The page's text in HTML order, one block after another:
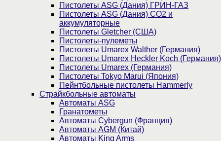
Пистолеты ASG (Дания) ГРИН-ГАЗ
Пистолеты ASG (Дания) CO2 и
аккумуляторные
Пистолеты Gletcher (США)
Пистолеты-пулеметы
Пистолеты Umarex Walther (Германия)
Пистолеты Umarex Heckler Koch (Германия)
Пистолеты Umarex (Германия)
Пистолеты Tokyo Marui (Япония)
Пейнтбольные пистолеты Hammerly
Страйкбольные автоматы
Автоматы ASG
Гранатометы
Автоматы Cybergun (Франция)
Автоматы AGM (Китай)
Автоматы King Arms